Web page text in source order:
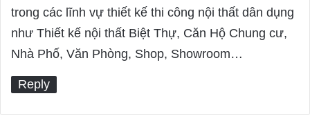
trong các lĩnh vự thiết kế thi công nội thất dân dụng
như Thiết kế nội thất Biệt Thự, Căn Hộ Chung cư,
Nhà Phố, Văn Phòng, Shop, Showroom…
Reply